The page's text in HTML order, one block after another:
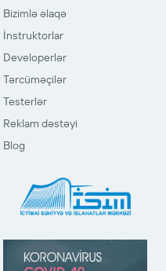
Bizimlə əlaqə
İnstruktorlar
Developerlər
Tərcüməçilər
Testerlər
Reklam dəstəyi
Blog